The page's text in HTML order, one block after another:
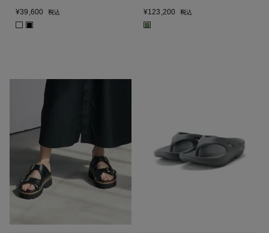
¥39,600 税込
■
¥123,200 税込
■